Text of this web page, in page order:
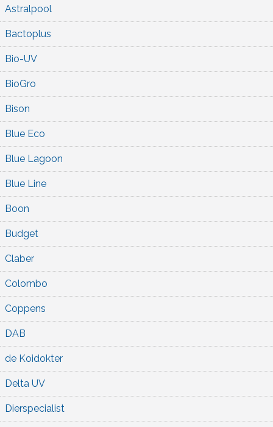
Astralpool
Bactoplus
Bio-UV
BioGro
Bison
Blue Eco
Blue Lagoon
Blue Line
Boon
Budget
Claber
Colombo
Coppens
DAB
de Koidokter
Delta UV
Dierspecialist